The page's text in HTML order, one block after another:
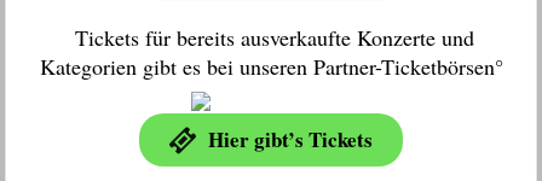
Tickets für bereits ausverkaufte Konzerte und
Kategorien gibt es bei unseren Partner-Ticketbörsen°
Hier gibt’s Tickets